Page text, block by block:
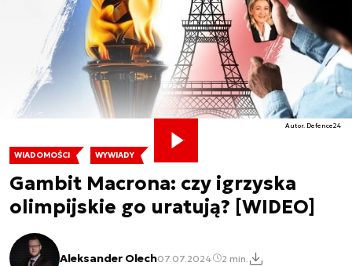
WIADOMOŚCI WYWIADY
Gambit Macrona: czy igrzyska
olimpijskie go uratują? [WIDEO]
Aleksander Olech07.07.2024 2 min.
Autor. Defence24